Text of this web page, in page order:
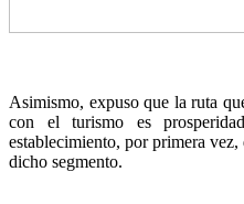
Asimismo, expuso que la ruta
con el turismo es
establecimiento, por primera
dicho segmento.